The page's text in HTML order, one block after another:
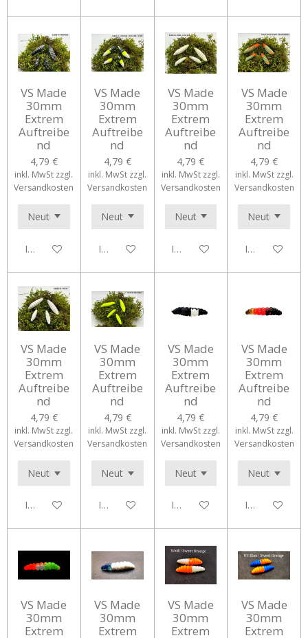
VS Made
30mm
Extrem
Auftreibe
nd
4,79 €
inkl. MwSt zzgl.
Versandkosten
In den Warenkorb
VS Made
30mm
Extrem
Auftreibe
nd
4,79 €
inkl. MwSt zzgl.
Versandkosten
In den Warenkorb
VS Made
30mm
Extrem
Auftreibe
nd
4,79 €
inkl. MwSt zzgl.
Versandkosten
In den Warenkorb
VS Made
30mm
Extrem
Auftreibe
nd
4,79 €
inkl. MwSt zzgl.
Versandkosten
In den
VS Made
30mm
Extrem
Auftreibe
nd
4,79 €
inkl. MwSt zzgl.
Versandkosten
In den Warenkorb
VS Made
30mm
Extrem
Auftreibe
nd
4,79 €
inkl. MwSt zzgl.
Versandkosten
In den Warenkorb
VS Made
30mm
Extrem
Auftreibe
nd
4,79 €
inkl. MwSt zzgl.
Versandkosten
In den Warenkorb
VS Made
30mm
Extrem
Auftreibe
nd
4,79 €
inkl. MwSt zzgl.
Versandkosten
In den
VS Made
30mm
Extrem
VS Made
30mm
Extrem
VS Made
30mm
Extrem
VS Made
30mm
Extrem